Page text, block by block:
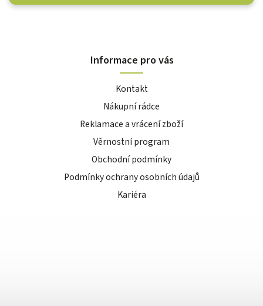
Informace pro vás
Kontakt
Nákupní rádce
Reklamace a vrácení zboží
Věrnostní program
Obchodní podmínky
Podmínky ochrany osobních údajů
Kariéra